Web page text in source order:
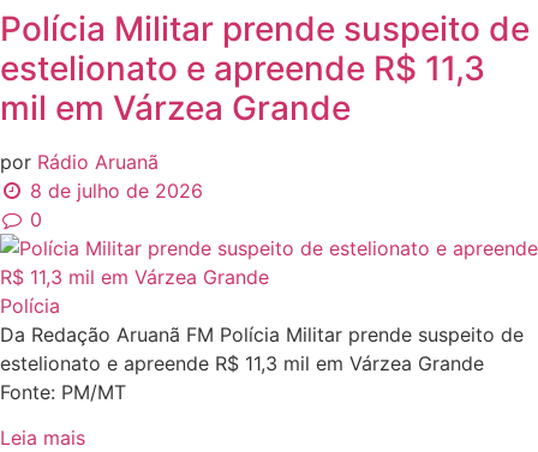
Polícia Militar prende suspeito de
estelionato e apreende R$ 11,3
mil em Várzea Grande
por Rádio Aruanã
8 de julho de 2026
0
Polícia
Da Redação Aruanã FM Polícia Militar prende suspeito de
estelionato e apreende R$ 11,3 mil em Várzea Grande
Fonte: PM/MT
Leia mais